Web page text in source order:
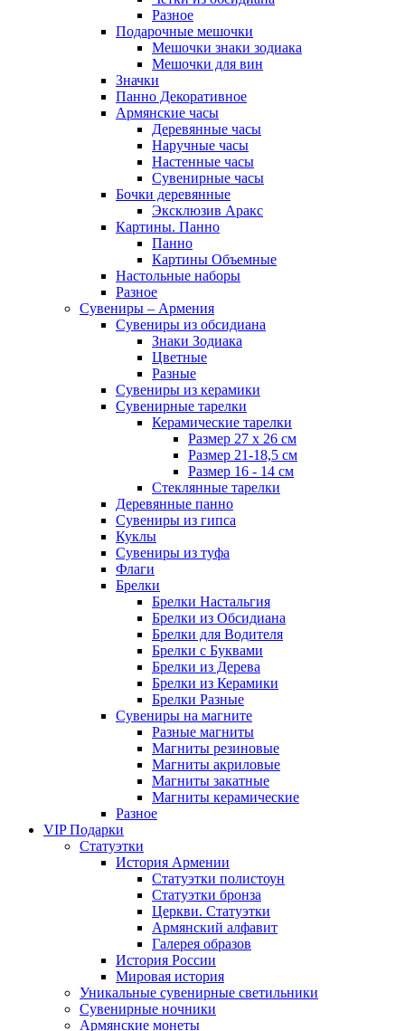
Разное
Подарочные мешочки
Мешочки знаки зодиака
Мешочки для вин
Значки
Панно Декоративное
Армянские часы
Деревянные часы
Наручные часы
Настенные часы
Сувенирные часы
Бочки деревянные
Эксклюзив Аракс
Картины. Панно
Панно
Картины Объемные
Настольные наборы
Разное
Сувениры – Армения
Сувениры из обсидиана
Знаки Зодиака
Цветные
Разные
Сувениры из керамики
Сувенирные тарелки
Керамические тарелки
Размер 27 х 26 см
Размер 21-18,5 см
Размер 16 - 14 см
Стеклянные тарелки
Деревянные панно
Сувениры из гипса
Куклы
Сувениры из туфа
Флаги
Брелки
Брелки Настальгия
Брелки из Обсидиана
Брелки для Водителя
Брелки с Буквами
Брелки из Дерева
Брелки из Керамики
Брелки Разные
Сувениры на магните
Разные магниты
Магниты резиновые
Магниты акриловые
Магниты закатные
Магниты керамические
Разное
VIP Подарки
Статуэтки
История Армении
Статуэтки полистоун
Статуэтки бронза
Церкви. Статуэтки
Армянский алфавит
Галерея образов
История России
Мировая история
Уникальные сувенирные светильники
Сувенирные ночники
Армянские монеты